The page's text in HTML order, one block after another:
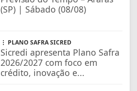
(SP) | Sábado (08/08)
PLANO SAFRA SICRED
Sicredi apresenta Plano Safra
2026/2027 com foco em
crédito, inovação e...